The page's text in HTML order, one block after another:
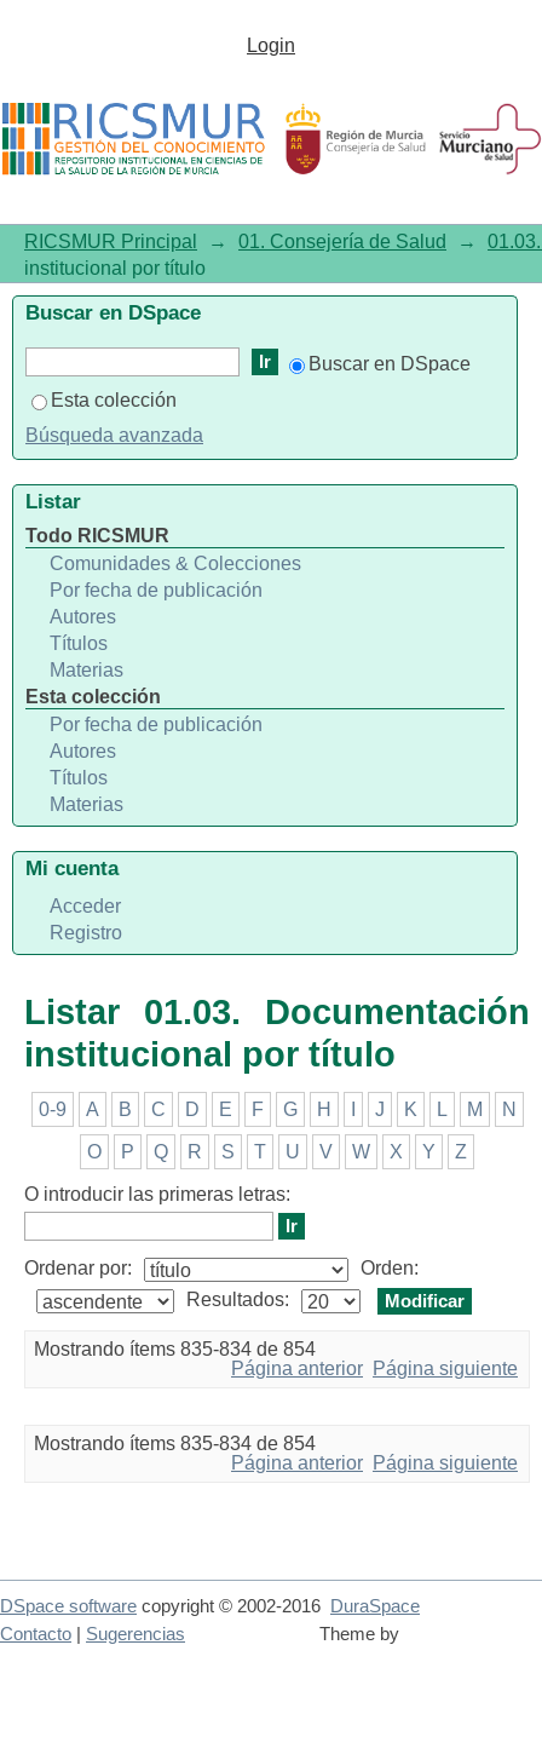
Listar 01.03. Documentación
Login
RICSMUR Principal → 01. Consejería de Salud →
institucional por título
Listar 01.03. Documentación
institucional por título
0-9 A B C D E F G H J K L M N
O P Q R S T U V W X Y Z
O introducir las primeras letras:
Ordenar por:
Orden:
Resultados:
Mostrando ítems 835-834 de 854
Página anterior Página siguiente
Mostrando ítems 835-834 de 854
Página anterior Página siguiente
Buscar en DSpace
Buscar en DSpace
Esta colección
Búsqueda avanzada
Listar
Todo RICSMUR
Comunidades & Colecciones
Por fecha de publicación
Autores
Títulos
Materias
Esta colección
Por fecha de publicación
Autores
Títulos
Materias
Mi cuenta
Acceder
Registro
DSpace software copyright © 2002-2016
DuraSpace
Theme by
Contacto Sugerencias